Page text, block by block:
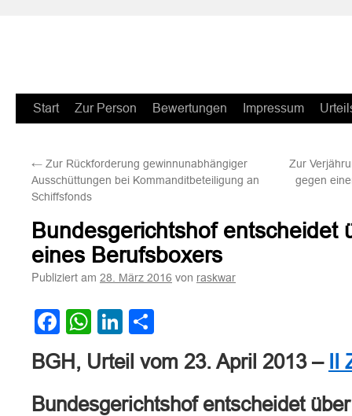
Zum
springen
Start Zur Person Bewertungen Impressum
← Zur Rückforderung gewinnunabhängiger
Ausschüttungen bei Kommanditbeteiligung an
Schiffsfonds
Zur
gegen
Bundesgerichtshof entscheidet
eines Berufsboxers
Publiziert am 28. März 2016 von raskwar
Facebook
WhatsApp
LinkedIn
BGH, Urteil vom 23. April 2013 –
Bundesgerichtshof entscheidet